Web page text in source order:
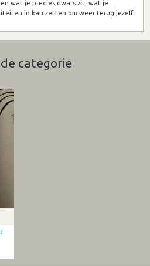
wat je precies dwars zit, wat je
in kan zetten om weer terug jezelf
categorie